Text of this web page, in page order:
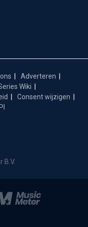
Adverteren
Wiki
Consent wijzigen
B.V.